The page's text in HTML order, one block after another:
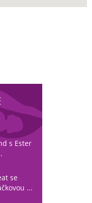
s Ester
se
...